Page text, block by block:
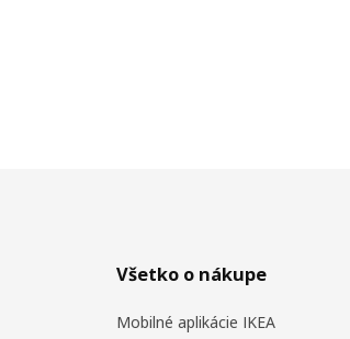
Všetko o nákupe
Mobilné aplikácie IKEA